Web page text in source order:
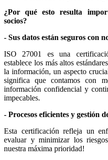
¿Por qué esto resulta
socios?
- Sus datos están seguros con
ISO 27001 es una
establece los más altos
la información, un aspecto
significa que contamos con
información confidencial y
impecables.
- Procesos eficientes y gestión
Esta certificación refleja un
evaluar y minimizar los
nuestra máxima prioridad!